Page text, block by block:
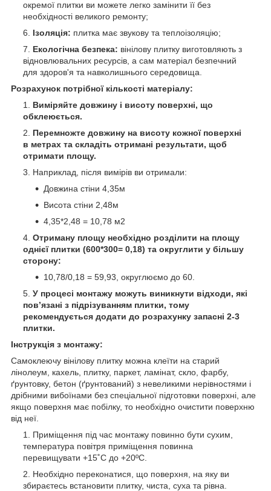
окремої плитки ви можете легко замінити її без
необхідності великого ремонту;
Ізоляція: плитка має звукову та теплоізоляцію;
Екологічна безпека: вінілову плитку виготовляють з
відновлювальних ресурсів, а сам матеріал безпечний
для здоров'я та навколишнього середовища.
Розрахунок потрібної кількості матеріалу:
Виміряйте довжину і висоту поверхні, що
обклеюється.
Перемножте довжину на висоту кожної поверхні
в метрах та складіть отримані результати, щоб
отримати площу.
Наприклад, після вимірів ви отримали:
Довжина стіни 4,35м
Висота стіни 2,48м
4,35*2,48 = 10,78 м2
Отриману площу необхідно розділити на площу
однієї плитки (600*300= 0,18) та округлити у більшу
сторону:
10,78/0,18 = 59,93, округлюємо до 60.
У процесі монтажу можуть виникнути відходи, які
пов’язані з підрізуванням плитки, тому
рекомендується додати до розрахунку запасні 2-3
плитки.
Інструкція з монтажу:
Самоклеючу вінілову плитку можна клеїти на старий
лінолеум, кахель, плитку, паркет, ламінат, скло, фарбу,
ґрунтовку, бетон (ґрунтований) з невеликими нерівностями і
дрібними вибоїнами без спеціальної підготовки поверхні, але
якщо поверхня має побілку, то необхідно очистити поверхню
від неї.
Приміщення під час монтажу повинно бути сухим,
температура повітря приміщення повинна
перевищувати +15˚С до +20ºС.
Необхідно переконатися, що поверхня, на яку ви
збираєтесь встановити плитку, чиста, суха та рівна.